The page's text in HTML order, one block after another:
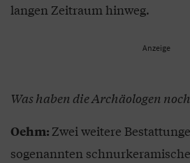
langen Zeitraum hinweg.
Anzeige
Was haben die Archäologen
Oehm:Zwei weitere
sogenannten